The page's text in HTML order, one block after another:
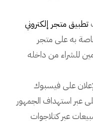
تطبيق متجر إلكتروني
به على متجر
للشراء من داخله
على فيسبوك
عبر استهداف الجمهور
عبر كتلاجوات